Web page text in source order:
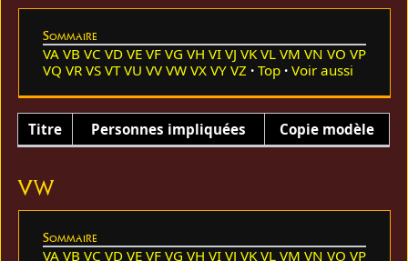
Sommaire
VA VB VC VD VE VF VG VH VI VJ VK VL VM VN VO VP
VQ VR VS VT VU VV VW VX VY VZ Top Voir aussi
Titre Personnes impliquées Copie modèle
VW
Sommaire
VA VB VC VD VE VF VG VH VI VJ VK VL VM VN VO VP